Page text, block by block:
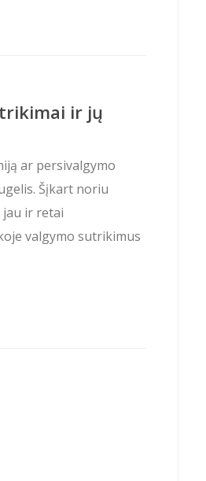
ir jų
ar persivalgymo
Šįkart noriu
jau ir retai
valgymo sutrikimus